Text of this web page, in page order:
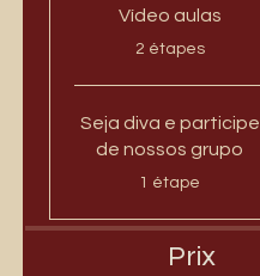
Vídeo aulas
.
2 étapes
Seja diva e participe
de nossos grupo
.
1 étape
Prix